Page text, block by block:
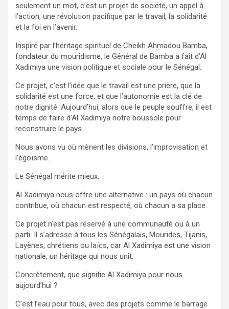
seulement un mot, c’est un projet de société, un appel à
l’action, une révolution pacifique par le travail, la solidarité
et la foi en l’avenir.
Inspiré par l’héritage spirituel de Cheikh Ahmadou Bamba,
fondateur du mouridisme, le Général de Bamba a fait d’Al
Xadimiya une vision politique et sociale pour le Sénégal.
Ce projet, c’est l’idée que le travail est une prière, que la
solidarité est une force, et que l’autonomie est la clé de
notre dignité. Aujourd’hui, alors que le peuple souffre, il est
temps de faire d’Al Xadimiya notre boussole pour
reconstruire le pays.
Nous avons vu où mènent les divisions, l’improvisation et
l’égoïsme.
Le Sénégal mérite mieux.
Al Xadimiya nous offre une alternative : un pays où chacun
contribue, où chacun est respecté, où chacun a sa place.
Ce projet n’est pas réservé à une communauté ou à un
parti. Il s’adresse à tous les Sénégalais, Mourides, Tijanis,
Layènes, chrétiens ou laïcs, car Al Xadimiya est une vision
nationale, un héritage qui nous unit.
Concrètement, que signifie Al Xadimiya pour nous
aujourd’hui ?
C’est l’eau pour tous, avec des projets comme le barrage